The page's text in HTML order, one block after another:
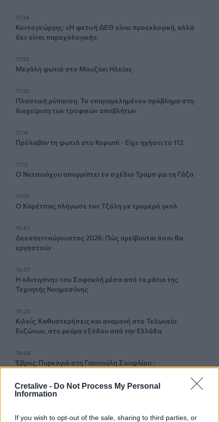
Cretalive - Do Not Process My Personal
Information
If you wish to opt-out of the sale, sharing to third parties, or
17:34
Κοντογεώργης: «Η φετινή ΔΕΘ είναι προεκλογική, αλλά
δεν είναι παροχολογική»
17:33
Μεγάλη φωτιά στο Μουζάκι Ηλείας
17:20
Πλαστική ρύπανση: Το «παραμελημένο» πρόβλημα στη
διαχείριση των τροφικών αποβλήτων
17:14
Πρόλαβαν τη φωτιά στο Κορωπί - Είχε ηχήσει το 112
17:12
Ο Νετανιάχου απορρίπτει το σχέδιο Τραμπ για τη Γάζα
17:05
Ο Καρέτσας πλήγωσε τον Τζόλη με τρομερό γκολ
16:47
Δεκαπενταύγουστος 2026: Πώς αμείβονται όσοι θα
εργαστούν
16:37
Η «Αντιγόνη» του Σοφοκλή μέσα από τα μάτια της
Τεχνητής Νοημοσύνης
16:20
Κιλκίς: Καθυστερήσεις και αναμονή στο Τελωνείο
Ευζώνων, στο ρεύμα εξόδου από την Ελλάδα
16:06
Έβρος: Πυρκαγιά στη Γιαννούλη Σουφλίου -
15:57
στρατιώτες θα αναπτυχθούν στη Ρωσία